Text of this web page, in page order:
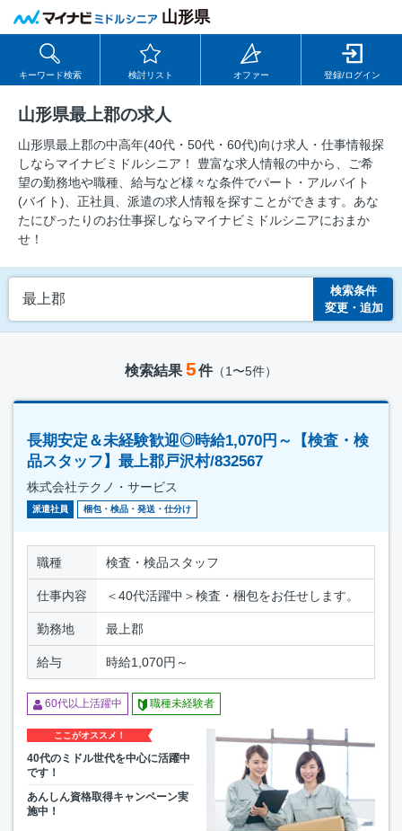
山形県
キーワード検索 検討リスト オファー 登録/ログイン
山形県最上郡の求人
山形県最上郡の中⾼年(40代・50代・60代)向け求⼈・仕事情報探
しならマイナビミドルシニア！ 豊富な求人情報の中から、ご希
望の勤務地や職種、給与など様々な条件でパート・アルバイト
(バイト)、正社員、派遣の求人情報を探すことができます。あな
たにぴったりのお仕事探しならマイナビミドルシニアにおまか
せ！
最上郡
検索条件
変更・追加
検索結果 5件（1〜5件）
長期安定＆未経験歓迎◎時給1,070円～【検査・検
品スタッフ】最上郡戸沢村/832567
株式会社テクノ・サービス
派遣社員 梱包・検品・発送・仕分け
職種 検査・検品スタッフ
仕事内容 ＜40代活躍中＞検査・梱包をお任せします。
勤務地 最上郡
給与 時給1,070円～
60代以上活躍中 職種未経験者
ここがオススメ！
40代のミドル世代を中心に活躍中
です！
あんしん資格取得キャンペーン実
施中！